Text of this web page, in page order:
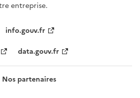
entreprise.
info.gouv.fr
data.gouv.fr
Nos partenaires